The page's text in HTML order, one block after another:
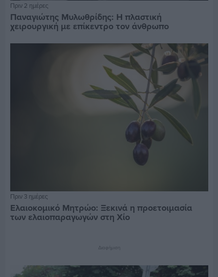
Πριν 2 ημέρες
Παναγιώτης Μυλωθρίδης: Η πλαστική
χειρουργική με επίκεντρο τον άνθρωπο
Πριν 3 ημέρες
Ελαιοκομικό Μητρώο: Ξεκινά η προετοιμασία
των ελαιοπαραγωγών στη Χίο
Διαφήμιση